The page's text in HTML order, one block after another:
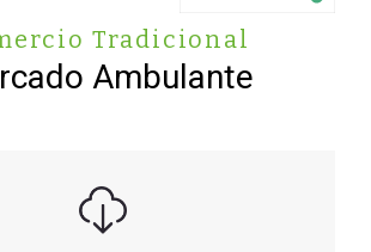
Tradicional
Ambulante